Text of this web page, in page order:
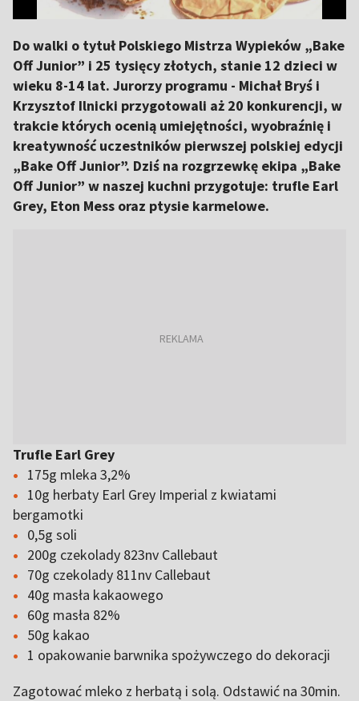
Do walki o tytuł Polskiego Mistrza Wypieków „Bake
Off Junior” i 25 tysięcy złotych, stanie 12 dzieci w
wieku 8-14 lat. Jurorzy programu - Michał Bryś i
Krzysztof Ilnicki przygotowali aż 20 konkurencji, w
trakcie których ocenią umiejętności, wyobraźnię i
kreatywność uczestników pierwszej polskiej edycji
„Bake Off Junior”. Dziś na rozgrzewkę ekipa „Bake
Off Junior” w naszej kuchni przygotuje: trufle Earl
Grey, Eton Mess oraz ptysie karmelowe.
Trufle Earl Grey
175g mleka 3,2%
10g herbaty Earl Grey Imperial z kwiatami
bergamotki
0,5g soli
200g czekolady 823nv Callebaut
70g czekolady 811nv Callebaut
40g masła kakaowego
60g masła 82%
50g kakao
1 opakowanie barwnika spożywczego do dekoracji
Zagotować mleko z herbatą i solą. Odstawić na 30min.